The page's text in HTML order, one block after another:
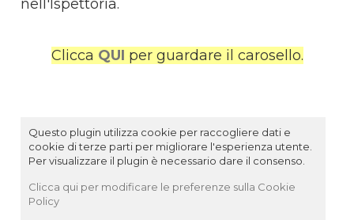
nell'Ispettoria.
Clicca QUI per guardare il carosello.
Questo plugin utilizza cookie per raccogliere dati e
cookie di terze parti per migliorare l'esperienza utente.
Per visualizzare il plugin è necessario dare il consenso.
Clicca qui per modificare le preferenze sulla Cookie
Policy